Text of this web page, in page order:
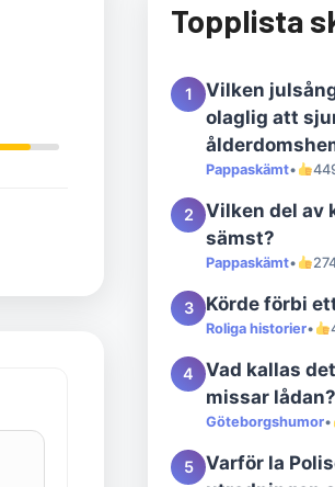
Topplista
1
Vilken
olaglig att
Pappaskämt•
2
Vilken del av
sämst?
Pappaskämt•
3 Körde förbi
Roliga historier•
4
Vad kallas
missar lådan?
Göteborgshumor•
5
Varför la